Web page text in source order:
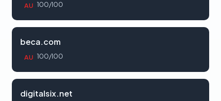
AU 100/100
beca.com
AU 100/100
digitalsix.net